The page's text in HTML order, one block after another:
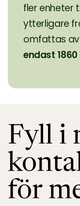
fler enheter
ytterligare
omfattas
endast 1860
Fyll i
för